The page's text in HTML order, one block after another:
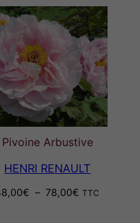
Pivoine Arbustive
HENRI RENAULT
€ – 78,00€ Plage
TTC